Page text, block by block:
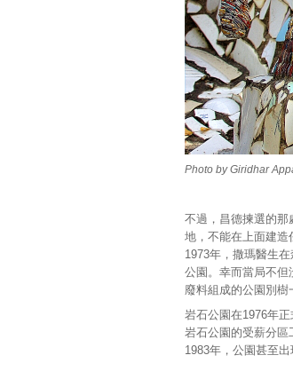
Photo by Giridhar
不過，昌德揀選的那
地，不能在上面建造
1973年，撒瑪醫生
公園。幸而當局不但
廢料組成的公園別樹
岩石公園在1976年
岩石公園的受薪分區
1983年，公園甚至出